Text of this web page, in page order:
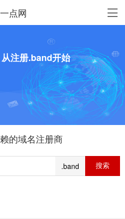
一点网
注册.band开始
的域名注册商
.band